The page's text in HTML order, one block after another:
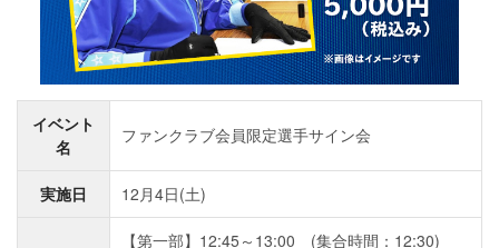
イベント
名
ファンクラブ会員限定選手サイン会
実施日 12月4日(土)
【第一部】12:45～13:00 (集合時間：12:30)